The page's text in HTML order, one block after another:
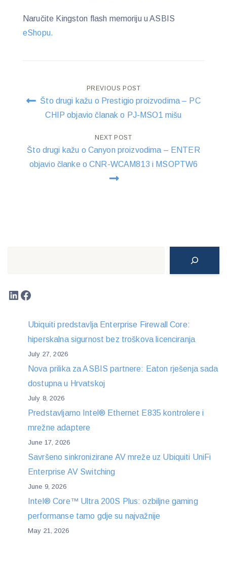
Naručite Kingston flash memoriju u ASBIS
eShopu.
Post
navigation
PREVIOUS POST
Što drugi kažu o Prestigio proizvodima – PC
CHIP objavio članak o PJ-MSO1 mišu
NEXT POST
Što drugi kažu o Canyon proizvodima – ENTER
objavio članke o CNR-WCAM813 i MSOPTW6
LinkedIn
Facebook
Ubiquiti predstavlja Enterprise Firewall Core:
hiperskalna sigurnost bez troškova licenciranja
July 27, 2026
Nova prilika za ASBIS partnere: Eaton rješenja sada
dostupna u Hrvatskoj
July 8, 2026
Predstavljamo Intel® Ethernet E835 kontrolere i
mrežne adaptere
June 17, 2026
Savršeno sinkronizirane AV mreže uz Ubiquiti UniFi
Enterprise AV Switching
June 9, 2026
Intel® Core™ Ultra 200S Plus: ozbiljne gaming
performanse tamo gdje su najvažnije
May 21, 2026